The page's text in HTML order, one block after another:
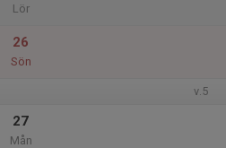
Lör
26
Sön
v.5
27
Mån